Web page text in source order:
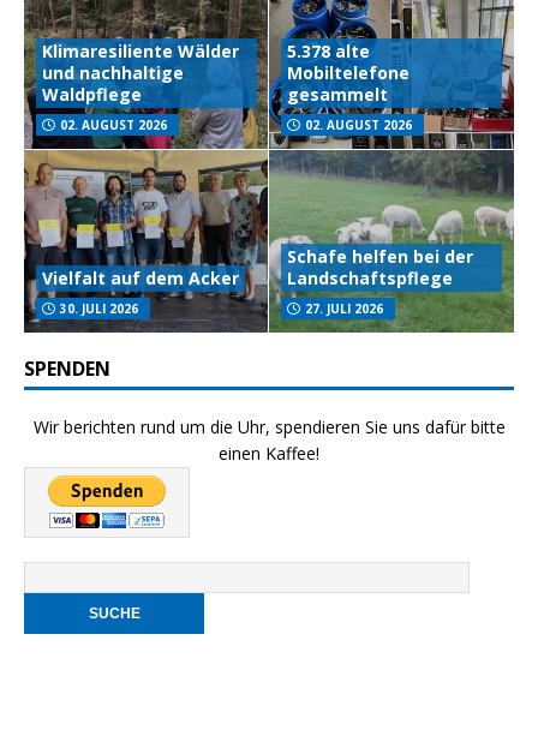
Klimaresiliente Wälder
und nachhaltige
Waldpflege
02. AUGUST 2026
5.378 alte
Mobiltelefone
gesammelt
02. AUGUST 2026
Vielfalt auf dem Acker
30. JULI 2026
Schafe helfen bei der
Landschaftspflege
27. JULI 2026
SPENDEN
Wir berichten rund um die Uhr, spendieren Sie uns dafür bitte
einen Kaffee!